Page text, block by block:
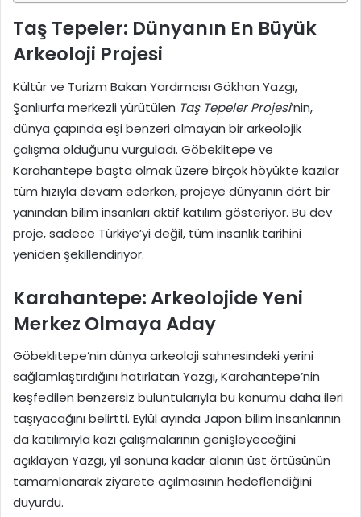
Taş Tepeler: Dünyanın En Büyük
Arkeoloji Projesi
Kültür ve Turizm Bakan Yardımcısı Gökhan Yazgı,
Şanlıurfa merkezli yürütülen Taş Tepeler Projesi’nin,
dünya çapında eşi benzeri olmayan bir arkeolojik
çalışma olduğunu vurguladı. Göbeklitepe ve
Karahantepe başta olmak üzere birçok höyükte kazılar
tüm hızıyla devam ederken, projeye dünyanın dört bir
yanından bilim insanları aktif katılım gösteriyor. Bu dev
proje, sadece Türkiye’yi değil, tüm insanlık tarihini
yeniden şekillendiriyor.
Karahantepe: Arkeolojide Yeni
Merkez Olmaya Aday
Göbeklitepe’nin dünya arkeoloji sahnesindeki yerini
sağlamlaştırdığını hatırlatan Yazgı, Karahantepe’nin
keşfedilen benzersiz buluntularıyla bu konumu daha ileri
taşıyacağını belirtti. Eylül ayında Japon bilim insanlarının
da katılımıyla kazı çalışmalarının genişleyeceğini
açıklayan Yazgı, yıl sonuna kadar alanın üst örtüsünün
tamamlanarak ziyarete açılmasının hedeflendiğini
duyurdu.